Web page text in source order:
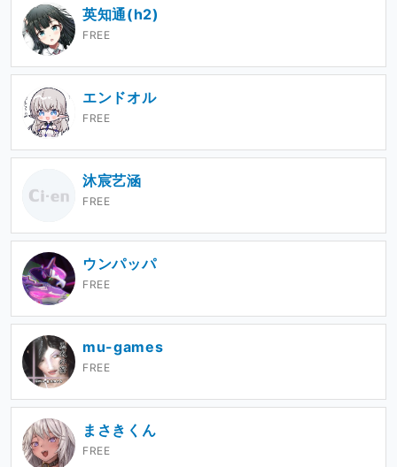
英知通(h2)
FREE
エンドオル
FREE
沐宸艺涵
FREE
ウンパッパ
FREE
mu-games
FREE
まさきくん
FREE